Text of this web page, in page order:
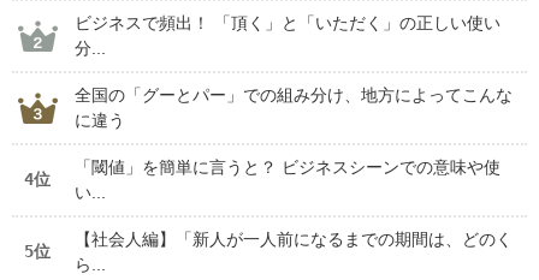
ビジネスで頻出！ 「頂く」と「いただく」の正しい使い
分...
全国の「グーとパー」での組み分け、地方によってこんな
に違う
4位
「閾値」を簡単に言うと？ ビジネスシーンでの意味や使
い...
5位
【社会人編】「新人が一人前になるまでの期間は、どのく
ら...